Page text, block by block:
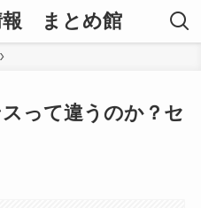
報 まとめ館
って違うのか？セ